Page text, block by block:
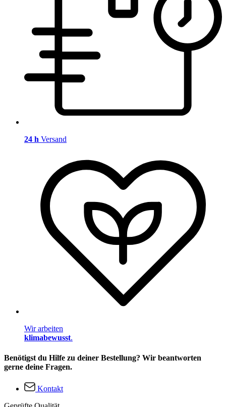
24 h Versand
Wir arbeiten
klimabewusst.
Benötigst du Hilfe zu deiner Bestellung? Wir beantworten
gerne deine Fragen.
Kontakt